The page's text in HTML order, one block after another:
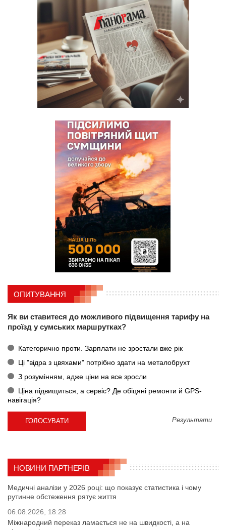
ОПИТУВАННЯ
Як ви ставитеся до можливого підвищення тарифу на
проїзд у сумських маршрутках?
Категорично проти. Зарплати не зростали вже рік
Ці "відра з цвяхами" потрібно здати на металобрухт
З розумінням, адже ціни на все зросли
Ціна підвищиться, а сервіс? Де обіцяні ремонти й GPS-
навігація?
Результати
НОВИНИ ПАРТНЕРІВ
Медичні аналізи у 2026 році: що показує статистика і чому
рутинне обстеження рятує життя
06.08.2026, 18:28
Міжнародний переказ ламається не на швидкості, а на